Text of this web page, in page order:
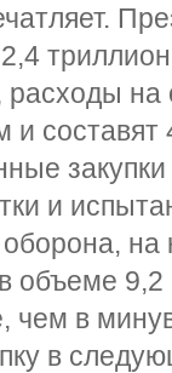
расходы
и
и
объеме
чем в
в